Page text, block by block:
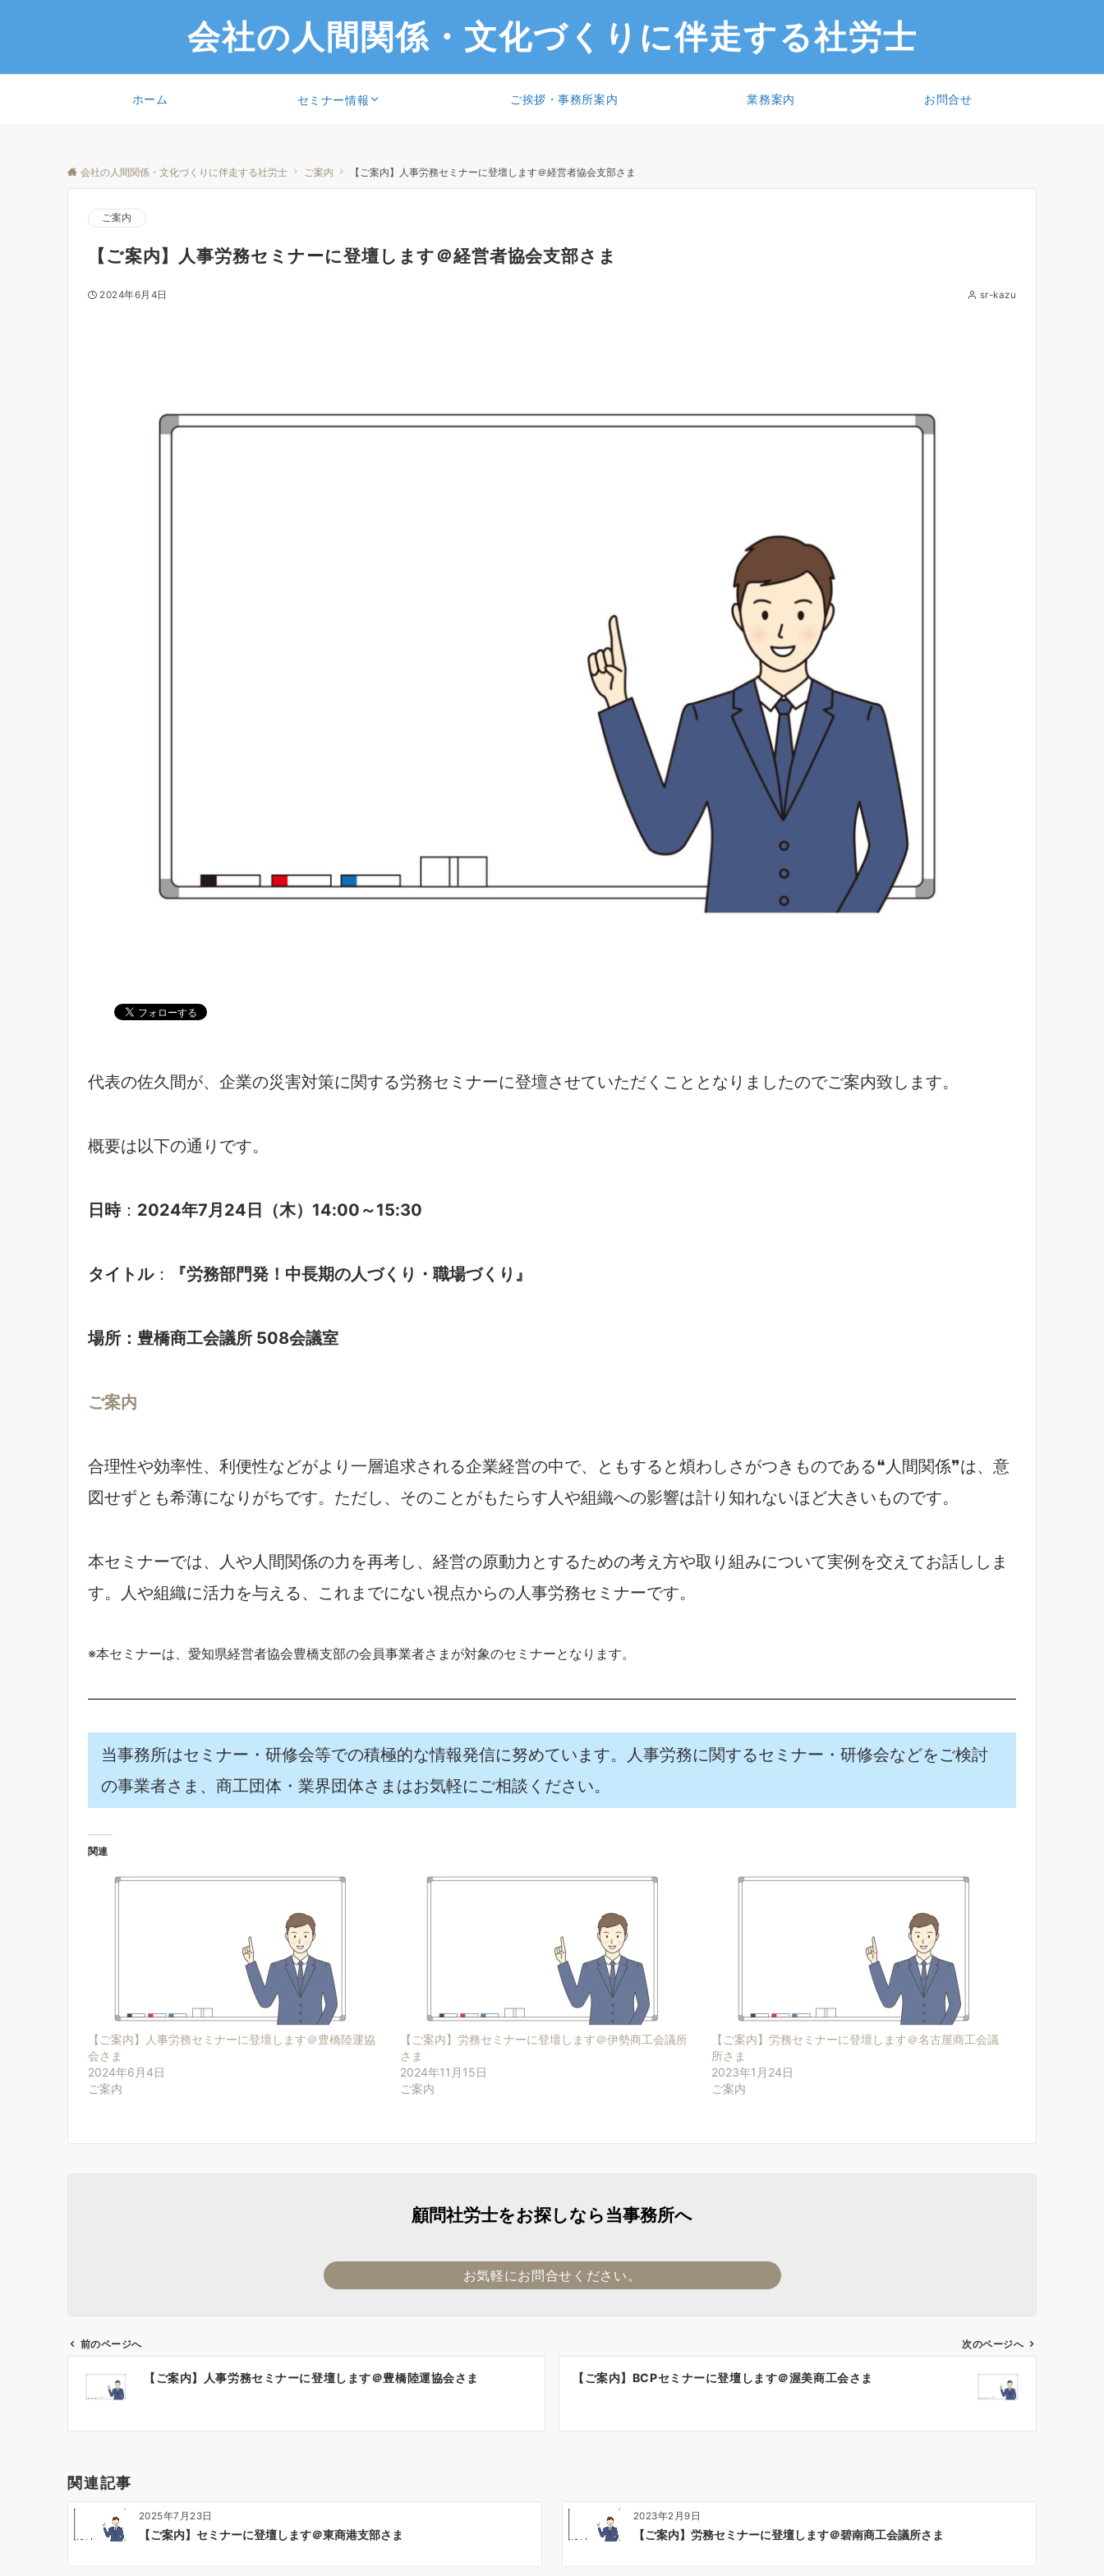
会社の人間関係・文化づくりに伴走する社労士
ホーム セミナー情報 ご挨拶・事務所案内 業務案内 お問合せ
会社の人間関係・文化づくりに伴走する社労士 ご案内 【ご案内】人事労務セミナーに登壇します＠経営者協会支部さま
ご案内
【ご案内】人事労務セミナーに登壇します＠経営者協会支部さま
2024年6月4日 sr-kazu
代表の佐久間が、企業の災害対策に関する労務セミナーに登壇させていただくこととなりましたのでご案内致します。
概要は以下の通りです。
日時： 2024年7月24日（木）14:00～15:30
タイトル： 『労務部門発！中長期の人づくり・職場づくり』
場所：豊橋商工会議所 508会議室
ご案内
合理性や効率性、利便性などがより一層追求される企業経営の中で、ともすると煩わしさがつきものである❝人間関係❞は、意
図せずとも希薄になりがちです。ただし、そのことがもたらす人や組織への影響は計り知れないほど大きいものです。
本セミナーでは、人や人間関係の力を再考し、経営の原動力とするための考え方や取り組みについて実例を交えてお話ししま
す。人や組織に活力を与える、これまでにない視点からの人事労務セミナーです。
※本セミナーは、愛知県経営者協会豊橋支部の会員事業者さまが対象のセミナーとなります。
当事務所はセミナー・研修会等での積極的な情報発信に努めています。人事労務に関するセミナー・研修会などをご検討
の事業者さま、商工団体・業界団体さまはお気軽にご相談ください。
関連
【ご案内】人事労務セミナーに登壇します＠豊橋陸運協
会さま
2024年6月4日
ご案内
【ご案内】労務セミナーに登壇します＠伊勢商工会議所
さま
2024年11月15日
ご案内
【ご案内】労務セミナーに登壇します＠名古屋商工会議
所さま
2023年1月24日
ご案内
顧問社労士をお探しなら当事務所へ
お気軽にお問合せください。
ビ
シ
ョ
前のページへ
【ご案内】人事労務セミナーに登壇します＠豊橋陸運協会さま
次のページへ
【ご案内】BCPセミナーに登壇します＠渥美商工会さま
関連記事
2025年7月23日
【ご案内】セミナーに登壇します＠東商港支部さま
2023年2月9日
【ご案内】労務セミナーに登壇します＠碧南商工会議所さま